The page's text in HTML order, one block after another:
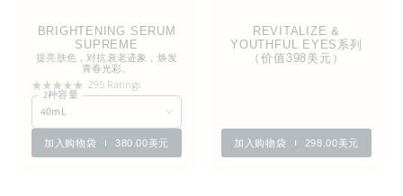
BRIGHTENING SERUM
SUPREME
提亮肤色，对抗衰老迹象，焕发
青春光彩。
295 Ratings
2种容量
40mL
加入购物袋 380.00美元
REVITALIZE &
YOUTHFUL EYES系列
（价值398美元）
加入购物袋 298.00美元